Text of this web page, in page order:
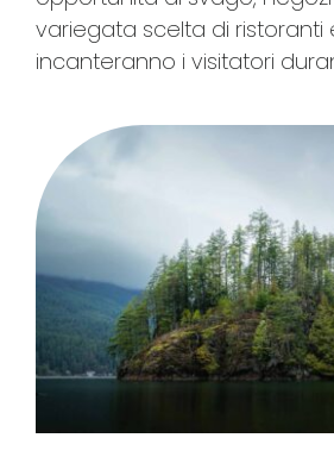
variegata scelta di ristoranti
incanteranno i visitatori